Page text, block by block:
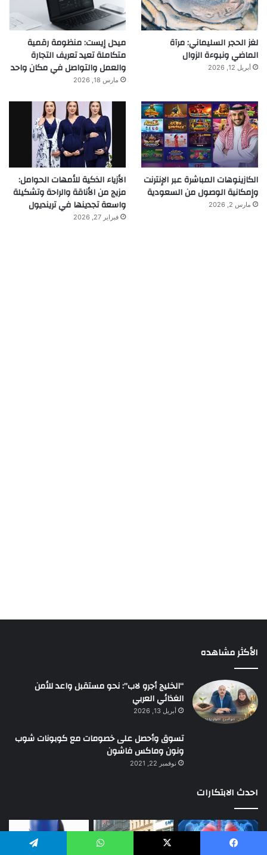
لغز الحجر السليماني: مرآة
الماضي ونبوءة الزوال
أبريل 12, 2026
ميدل إيست: منظومة رقمية
متكاملة تعيد تعريف التجارة
والعمل والتواصل في مكان واحد
مارس 18, 2026
الكازينوهات المباشرة عبر الإنترنت
وإمكانية الوصول من السعودية
مارس 2, 2026
الأزياء الذكية للأمهات الحوامل:
مزيج من الأناقة والراحة وتشكيلة
واسعة تجدينها في ترينديول
فبراير 27, 2026
الأكثر مشاهده
“الخليج أجرو لاب”: نحو مستقبل واعد للأمن
الغذائي العربي
أبريل 13, 2026
تسوق وأحصل على خصومات مع كوبونات شوب
ونون وماكس فاشون
نوفمبر 22, 2021
احدث الابتكارات